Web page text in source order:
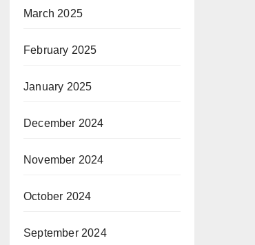
March 2025
February 2025
January 2025
December 2024
November 2024
October 2024
September 2024